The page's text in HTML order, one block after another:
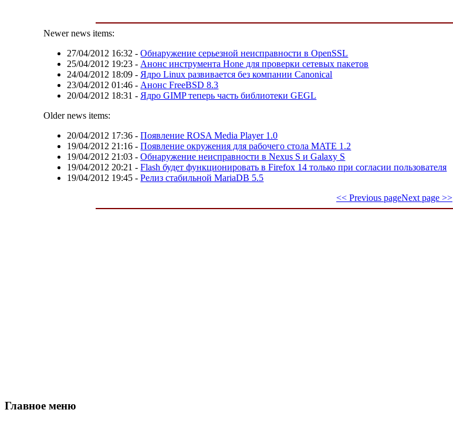
Newer news items:
27/04/2012 16:32 -Обнаружение серьезной неисправности в OpenSSL
25/04/2012 19:23 - Анонс инструмента Hone для проверки сетевых пакетов
24/04/2012 18:09 - Ядро Linux развивается без компании Canonical
23/04/2012 01:46 - Анонс FreeBSD 8.3
20/04/2012 18:31 - Ядро GIMP теперь часть библиотеки GEGL
Older news items:
20/04/2012 17:36 -Появление ROSA Media Player 1.0
19/04/2012 21:16 -Появление окружения для рабочего стола MATE 1.2
19/04/2012 21:03 -Обнаружение неисправности в Nexus S и Galaxy S
19/04/2012 20:21 -Flash будет функционировать в Firefox 14 только при согласии пользователя
19/04/2012 19:45 -Релиз стабильной MariaDB 5.5
<< Previous pageNext page >>
Главное меню